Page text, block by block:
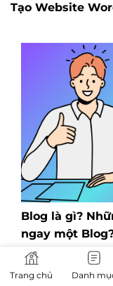
Tạo Website
Blog là gì?
ngay một
Trang chủ Danh